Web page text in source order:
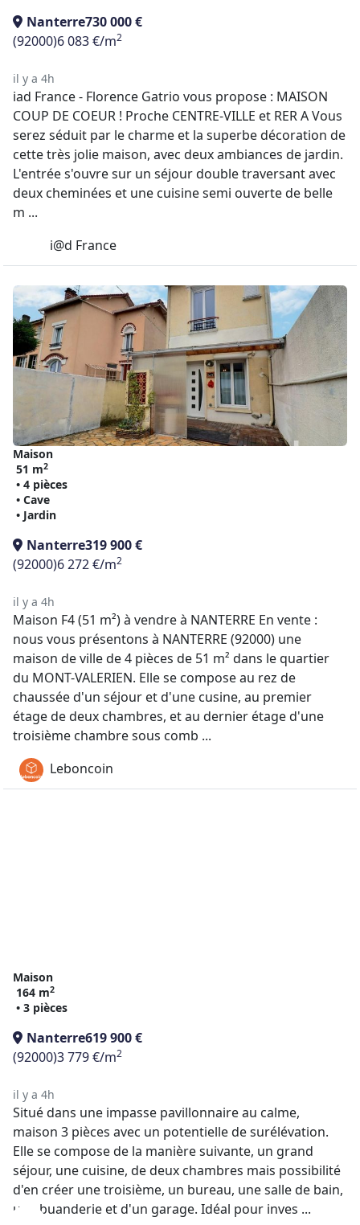
Nanterre730 000 €
(92000)6 083 €/m2
il y a 4h
iad France - Florence Gatrio vous propose : MAISON
COUP DE COEUR ! Proche CENTRE-VILLE et RER A Vous
serez séduit par le charme et la superbe décoration de
cette très jolie maison, avec deux ambiances de jardin.
L'entrée s'ouvre sur un séjour double traversant avec
deux cheminées et une cuisine semi ouverte de belle
m ...
i@d France
Maison
51 m2
• 4 pièces
• Cave
• Jardin
Nanterre319 900 €
(92000)6 272 €/m2
il y a 4h
Maison F4 (51 m²) à vendre à NANTERRE En vente :
nous vous présentons à NANTERRE (92000) une
maison de ville de 4 pièces de 51 m² dans le quartier
du MONT-VALERIEN. Elle se compose au rez de
chaussée d'un séjour et d'une cusine, au premier
étage de deux chambres, et au dernier étage d'une
troisième chambre sous comb ...
Leboncoin
Maison
164 m2
• 3 pièces
Nanterre619 900 €
(92000)3 779 €/m2
il y a 4h
Situé dans une impasse pavillonnaire au calme,
maison 3 pièces avec un potentielle de surélévation.
Elle se compose de la manière suivante, un grand
séjour, une cuisine, de deux chambres mais possibilité
d'en créer une troisième, un bureau, une salle de bain,
une buanderie et d'un garage. Idéal pour inves ...